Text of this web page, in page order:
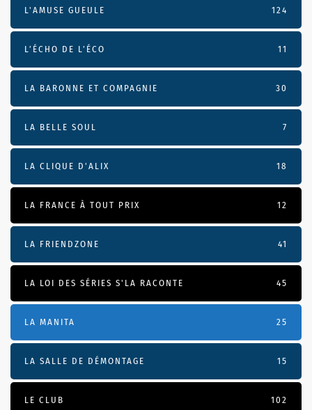
L'AMUSE GUEULE 124
L’ÉCHO DE L’ÉCO 11
LA BARONNE ET COMPAGNIE 30
LA BELLE SOUL 7
LA CLIQUE D'ALIX 18
LA FRANCE À TOUT PRIX 12
LA FRIENDZONE 41
LA LOI DES SÉRIES S'LA RACONTE 45
LA MANITA 25
LA SALLE DE DÉMONTAGE 15
LE CLUB 102